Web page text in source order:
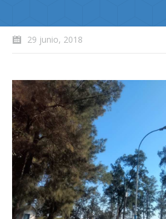
29 junio, 2018